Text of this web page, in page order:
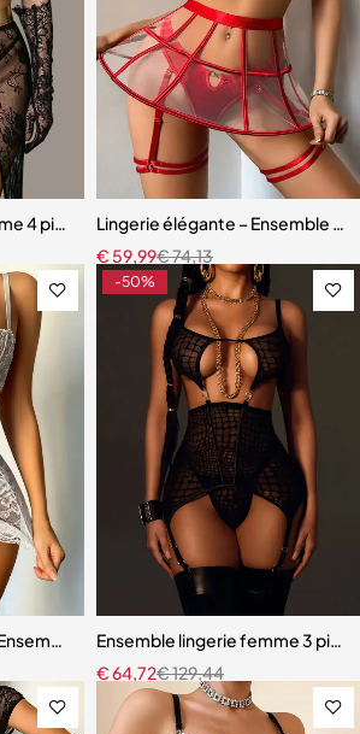
4 pièces – Dentelle noire avec soutien-
Lingerie élégante – Ensemble
€74,13
€ 59,99
cinq pièces avec soutien-gorge à
-50%
Ensemble lingerie femme 3
€129,44
€64,72